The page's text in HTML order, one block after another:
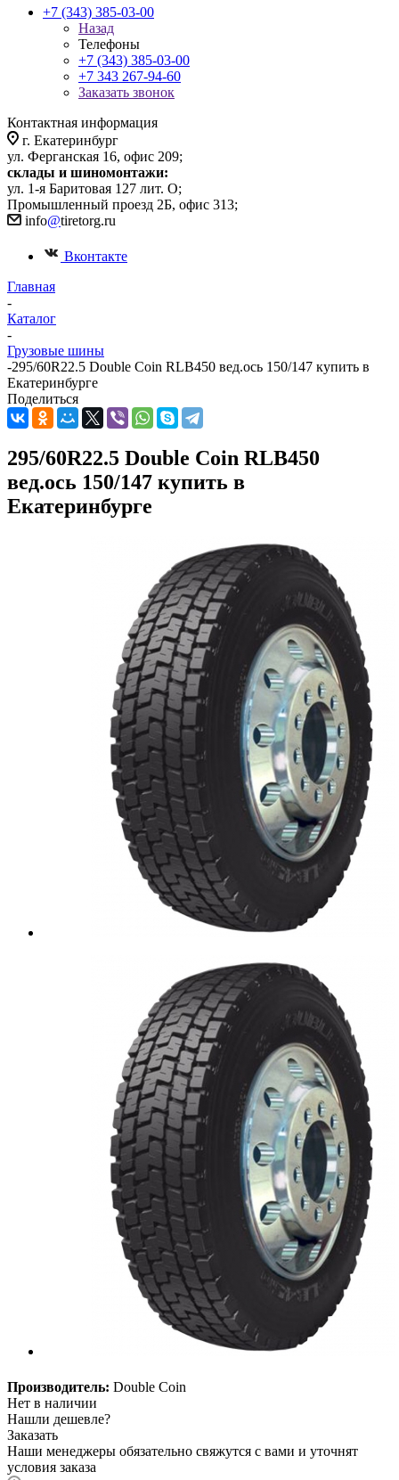
+7 (343) 385-03-00
Назад
Телефоны
+7 (343) 385-03-00
+7 343 267-94-60
Заказать звонок
Контактная информация
г. Екатеринбург
ул. Ферганская 16, офис 209;
склады и шиномонтажи:
ул. 1-я Баритовая 127 лит. О;
Промышленный проезд 2Б, офис 313;
info@tiretorg.ru
Вконтакте
Главная
-
Каталог
-
Грузовые шины
-295/60R22.5 Double Coin RLB450 вед.ось 150/147 купить в
Екатеринбурге
Поделиться
295/60R22.5 Double Coin RLB450
вед.ось 150/147 купить в
Екатеринбурге
Производитель: Double Coin
Нет в наличии
Нашли дешевле?
Заказать
Наши менеджеры обязательно свяжутся с вами и уточнят
условия заказа